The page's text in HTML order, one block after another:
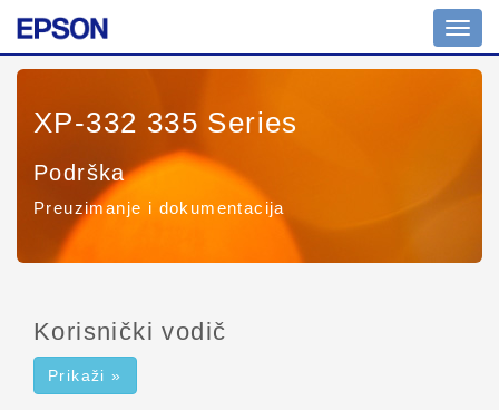
XP-332 335 Series
Podrška
Preuzimanje i dokumentacija
Korisnički vodič
Prikaži »